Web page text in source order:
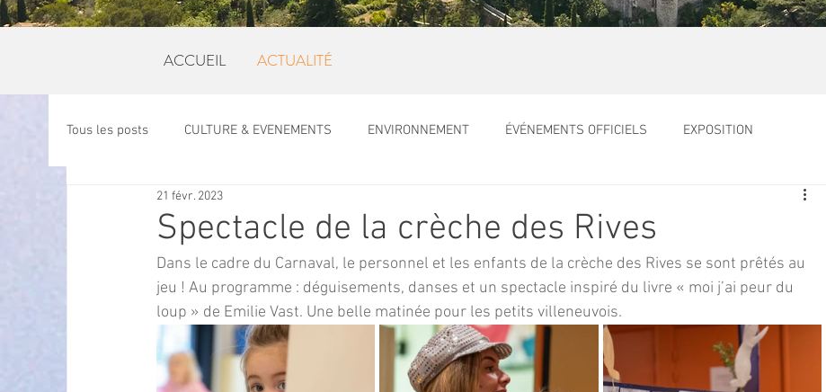
ACCUEIL ACTUALITÉ
Tous les posts CULTURE & EVENEMENTS ENVIRONNEMENT ÉVÉNEMENTS OFFICIELS EXPOSITION
OFFRES D'EMPLOI
ECO MOBILITE PETITE ENFANCE TOURISME ARCHIVES ET PATRIMOINE
Instruction Publique & Familles TRANSPORT SENIORS Activité culture & musique
Spectacle de la crèche des Rives
21 févr. 2023
Dans le cadre du Carnaval, le personnel et les enfants de la crèche des Rives se sont prêtés au
jeu ! Au programme : déguisements, danses et un spectacle inspiré du livre « moi j’ai peur du
loup » de Emilie Vast. Une belle matinée pour les petits villeneuvois.